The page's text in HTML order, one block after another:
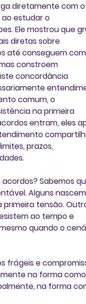
diretamente com
estudar o
Ele mostrou que
diretas sobre
até conseguem
constroem
concordância
comum, o
na primeira
entram, eles
prazos,
Sabemos
Alguns
primeira tensão.
ao tempo e
quando o
frágeis e
na forma
na forma